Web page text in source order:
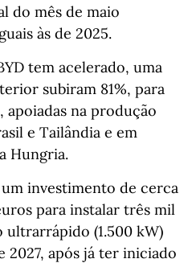
do mês de maio
às de 2025.
tem acelerado, uma
subiram 81%, para
apoiadas na produção
e Tailândia e em
Hungria.
investimento de cerca
para instalar três mil
(1.500 kW)
2027, após já ter iniciado